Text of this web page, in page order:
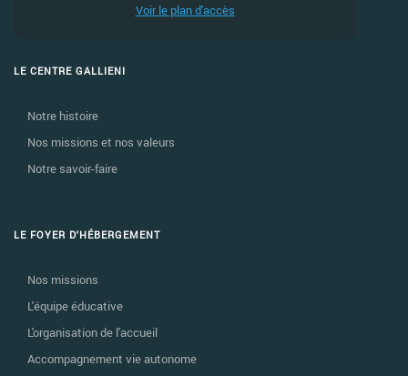
Voir le plan d'accès
LE CENTRE GALLIENI
Notre histoire
Nos missions et nos valeurs
Notre savoir-faire
LE FOYER D'HÉBERGEMENT
Nos missions
L'équipe éducative
L'organisation de l'accueil
Accompagnement vie autonome